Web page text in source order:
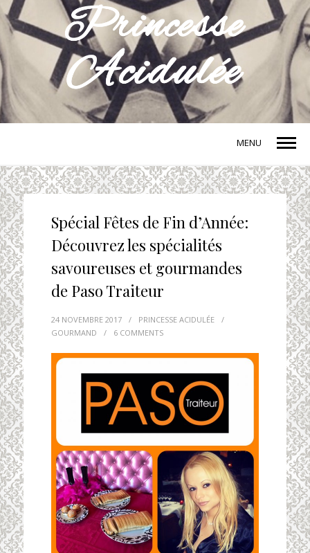
MENU
Spécial Fêtes de Fin d’Année:
Découvrez les spécialités
savoureuses et gourmandes
de Paso Traiteur
24 NOVEMBRE 2017 / PRINCESSE ACIDULÉE
/
GOURMAND
/ 6 COMMENTS